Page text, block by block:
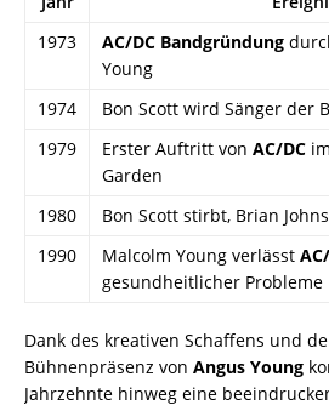
1973
AC/DC Bandgründung
Young
1974
Bon Scott wird Sänger der
1979
Erster Auftritt von AC/DC
Garden
1980
Bon Scott stirbt, Brian
1990
Malcolm Young verlässt
gesundheitlicher Probleme
Dank des kreativen Schaffens und
Bühnenpräsenz von Angus Young
Jahrzehnte hinweg eine